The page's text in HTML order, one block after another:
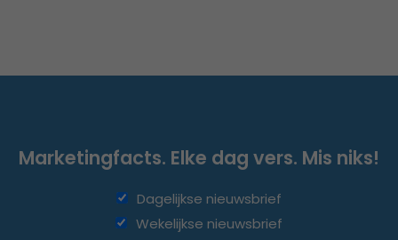
Marketingfacts. Elke dag vers. Mis niks!
Dagelijkse nieuwsbrief
Wekelijkse nieuwsbrief